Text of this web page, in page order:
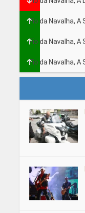
Fio da Navalha, A
Fio da Navalha, A
Fio da Navalha, A